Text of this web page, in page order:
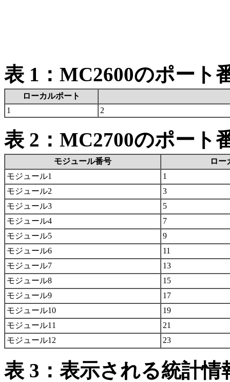
表 1：MC2600のポート
ローカルポート
1
2
表 2：MC2700のポート
モジュール番号
ロー
モジュール1
1
モジュール2
3
モジュール3
5
モジュール4
7
モジュール5
9
モジュール6
11
モジュール7
13
モジュール8
15
モジュール9
17
モジュール10
19
モジュール11
21
モジュール12
23
表 3：表示される統計情